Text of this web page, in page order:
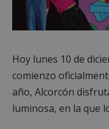
Hoy lunes 10 de
comienzo
año, Alcorcón
luminosa, en la que